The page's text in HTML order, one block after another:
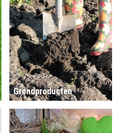
Grondproducten